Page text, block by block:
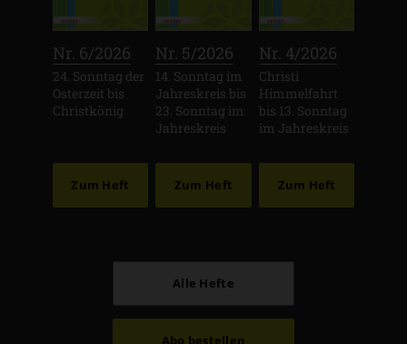
Nr. 6/2026
24. Sonntag der
Osterzeit bis
Christkönig
Zum Heft
Nr. 5/2026
14. Sonntag im
Jahreskreis bis
23. Sonntag im
Jahreskreis
Zum Heft
Nr. 4/2026
Christi
Himmelfahrt
bis 13. Sonntag
im Jahreskreis
Zum Heft
Alle Hefte
Abo bestellen